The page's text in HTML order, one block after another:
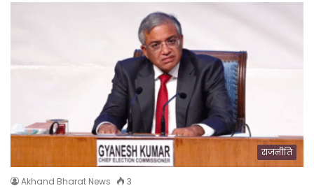
राजनीति
Akhand Bharat News 3